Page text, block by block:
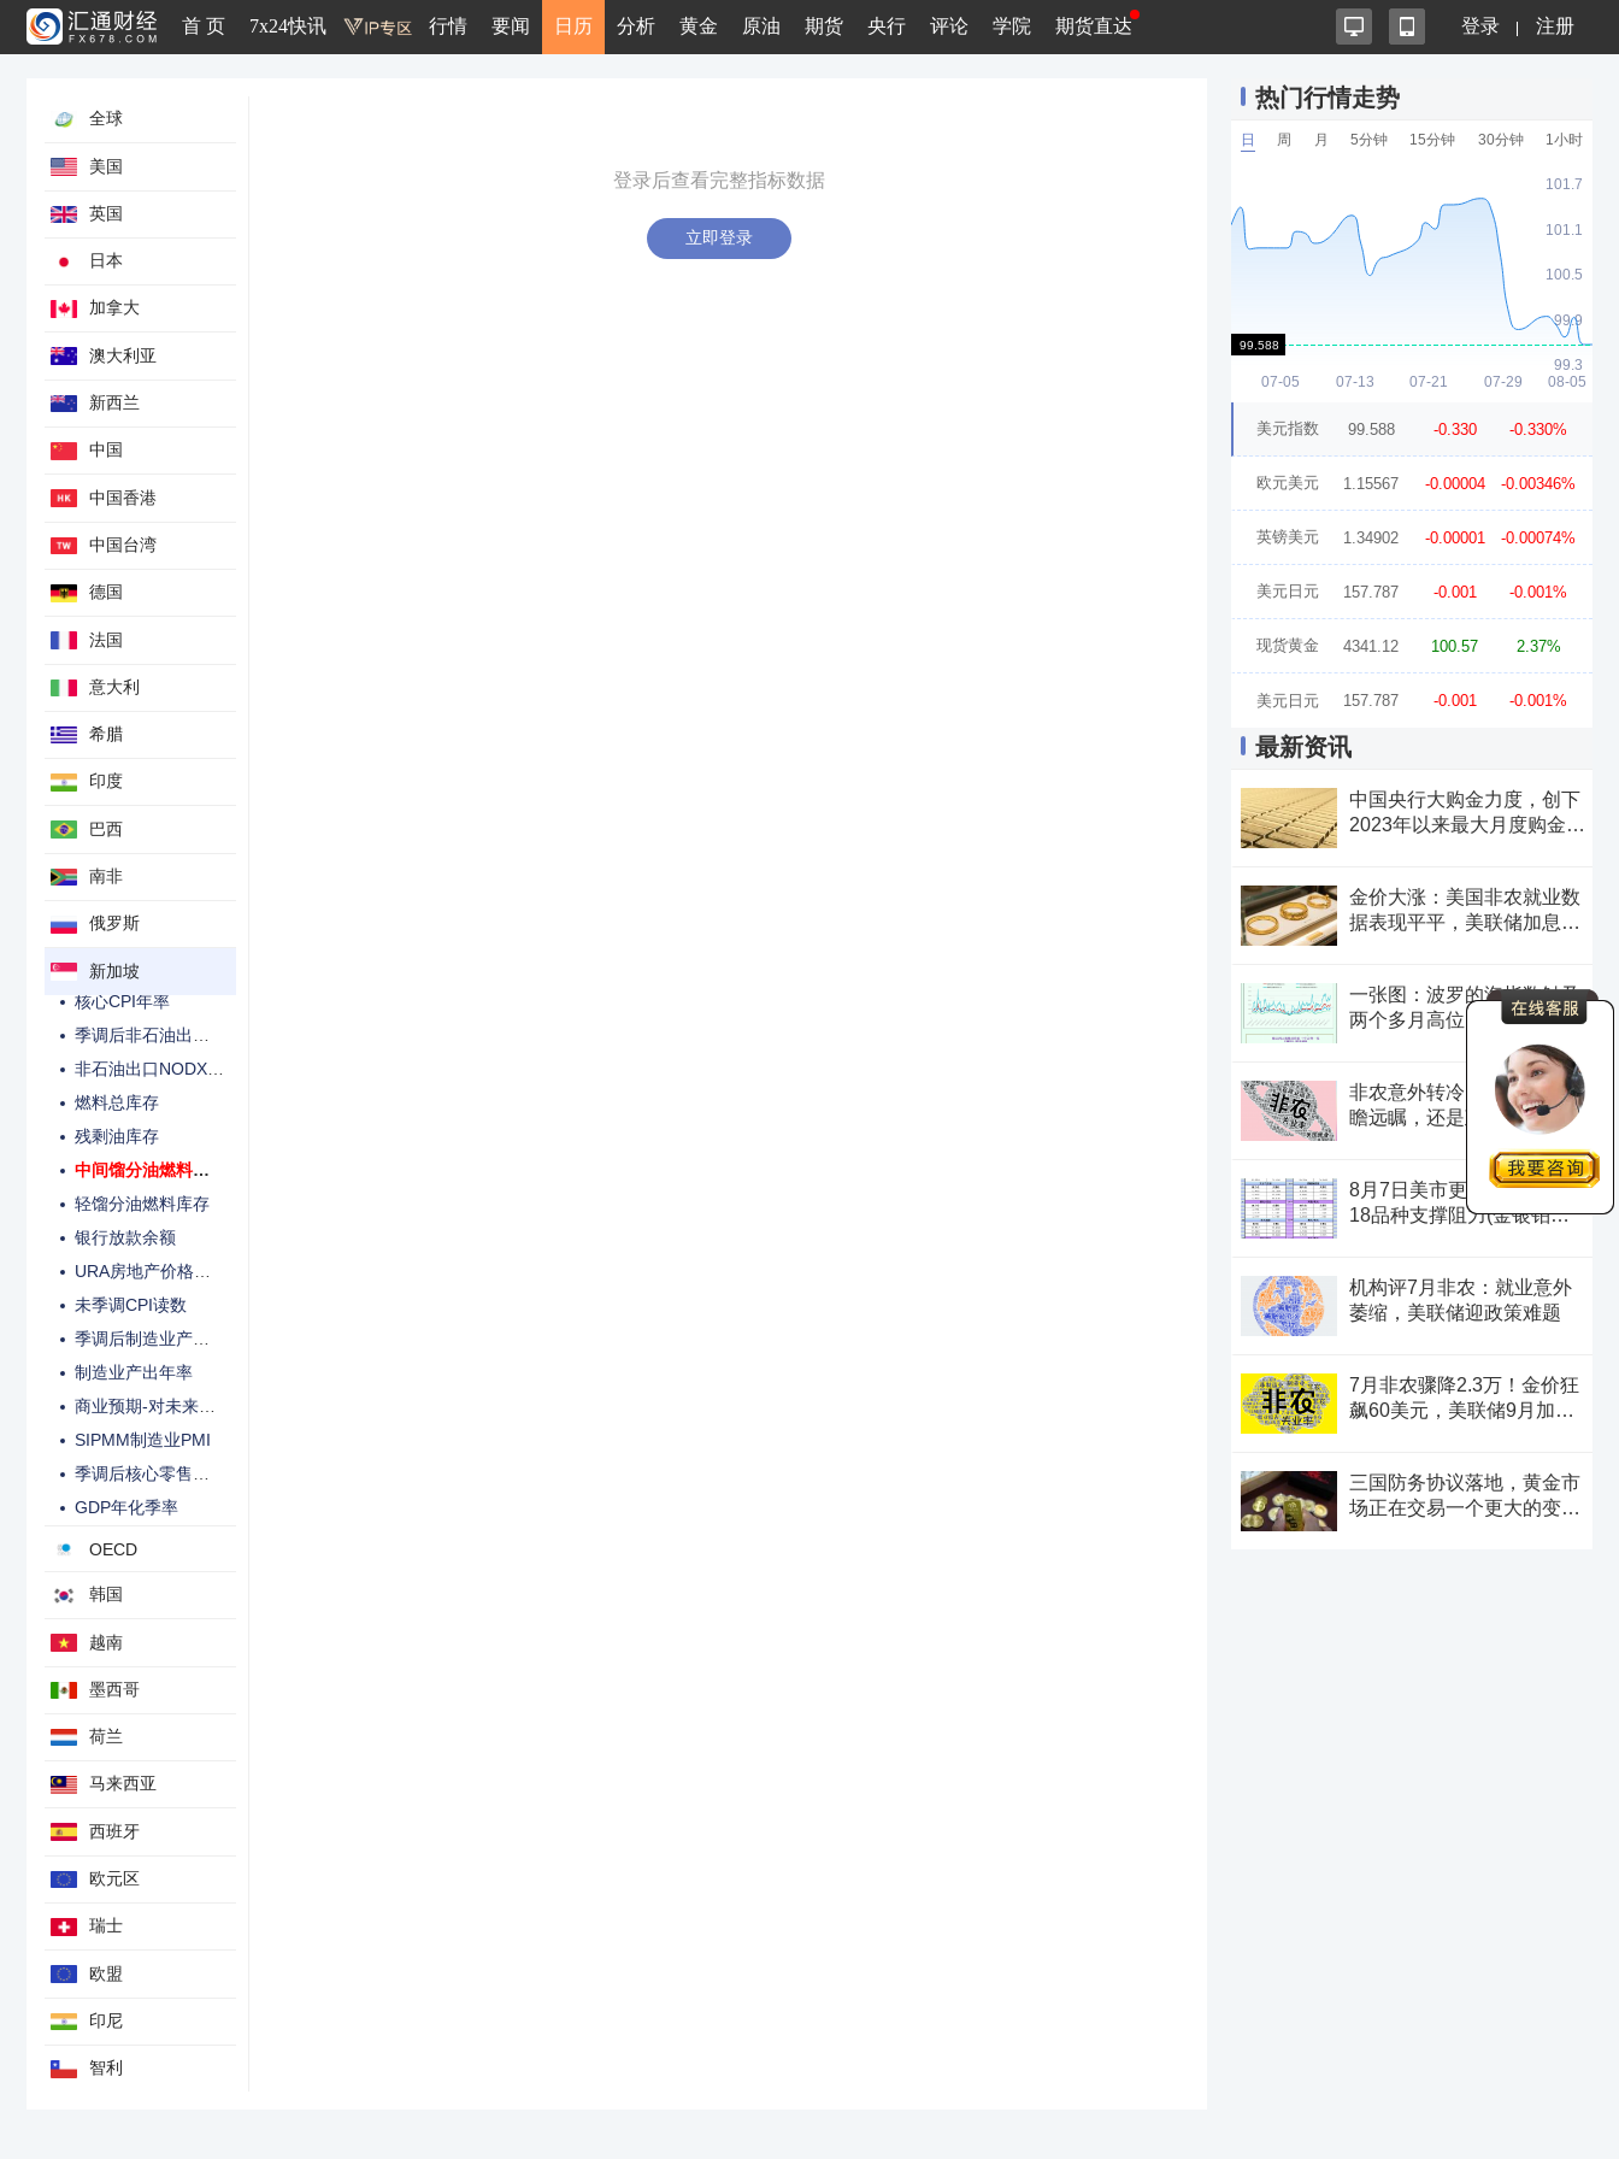
首 页 7x24快讯 行情 要闻 日历 分析 黄金 原油 期货 央行 评论 学院 期货直达 登录 注册
全球
美国
英国
日本
加拿大
澳大利亚
新西兰
中国
中国香港
中国台湾
德国
法国
意大利
希腊
印度
巴西
南非
俄罗斯
新加坡
M1货币供应年率
CPI月率
废弃重复年率1-见制造业产出
季调后失业率
GDP年率
核心零售销售年率
外汇储备
废弃重复年率2-见制造业产出
季调后零售销售月率
核心CPI年率
季调后非石油出口NODX月率
非石油出口NODX年率
燃料总库存
残剩油库存
中间馏分油燃料库存
轻馏分油燃料库存
银行放款余额
URA房地产价格指数季率
未季调CPI读数
季调后制造业产出月率
制造业产出年率
商业预期-对未来6个月制造业乐观净比例
SIPMM制造业PMI
季调后核心零售销售月率
GDP年化季率
OECD
韩国
越南
墨西哥
荷兰
马来西亚
西班牙
欧元区
瑞士
欧盟
印尼
智利
登录后查看完整指标数据
立即登录
热门行情走势
日 周 月 5分钟 15分钟 30分钟 1小时
美元指数 99.588 -0.330 -0.330%
欧元美元 1.15567 -0.00004 -0.00346%
英镑美元 1.34902 -0.00001 -0.00074%
美元日元 157.787 -0.001 -0.001%
现货黄金 4341.12 100.57 2.37%
美元日元 157.787 -0.001 -0.001%
最新资讯
中国央行大购金力度，创下
2023年以来最大月度购金规
金价大涨：美国非农就业数
据表现平平，美联储加息预
一张图：波罗的海指数触及
两个多月高位，周线大幅收
非农意外转冷，美联储是高
瞻远瞩，还是政治默契？
8月7日美市更新支撑阻力：
18品种支撑阻力(金银铂钯
机构评7月非农：就业意外
萎缩，美联储迎政策难题
7月非农骤降2.3万！金价狂
飙60美元，美联储9月加息
三国防务协议落地，黄金市
场正在交易一个更大的变